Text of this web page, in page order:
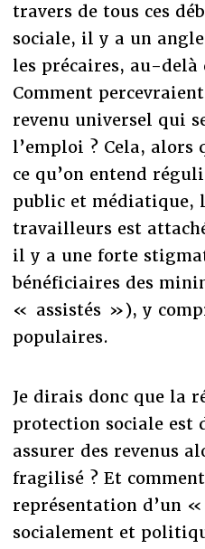
travers de tous ces
sociale, il y a un
les précaires, au-delà
Comment
revenu universel qui
l’emploi ? Cela, alors
ce qu’on entend
public et médiatique,
travailleurs est
il y a une forte
bénéficiaires des
« assistés »), y
populaires.
Je dirais donc que la
protection sociale est
assurer des revenus
fragilisé ? Et
représentation d’un
socialement et